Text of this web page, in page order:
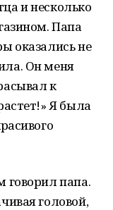
и несколько
Папа
оказались не
Он меня
к
Я была
говорил папа.
головой,